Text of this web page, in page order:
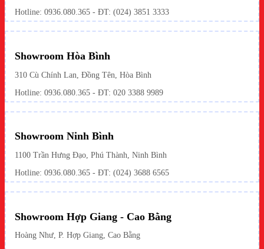
Hotline: 0936.080.365 - ĐT: (024) 3851 3333
Showroom Hòa Bình
310 Cù Chính Lan, Đồng Tên, Hòa Bình
Hotline: 0936.080.365 - ĐT: 020 3388 9989
Showroom Ninh Bình
1100 Trần Hưng Đạo, Phú Thành, Ninh Bình
Hotline: 0936.080.365 - ĐT: (024) 3688 6565
Showroom Hợp Giang - Cao Bằng
Hoàng Như, P. Hợp Giang, Cao Bằng